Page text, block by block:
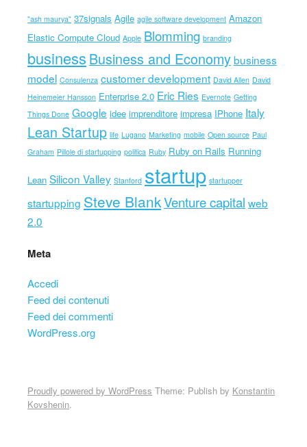
"ash maurya" 37signals Agile agile software development Amazon
Elastic Compute Cloud Apple Blomming branding
business Business and Economybusiness
model Consulenza customer development David Allen David
Heinemeier Hansson Enterprise 2.0 Eric Ries Evernote Getting
Things Done Google idee imprenditore impresa IPhone Italy
Lean Startup life Lugano Marketing mobile Open source Paul
Graham Pillole di startupping politica Ruby Ruby on Rails Running
Lean Silicon Valley Stanford startup startupper
startupping Steve BlankVenture capital web
2.0
Meta
Accedi
Feed dei contenuti
Feed dei commenti
WordPress.org
Proudly powered by WordPress Theme: Publish by Konstantin
Kovshenin.